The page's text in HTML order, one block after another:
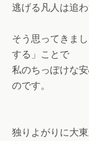
逃げる凡人は追わ
そう思ってきま
する」ことで
私のちっぽけな
のです。
独りよがりに大